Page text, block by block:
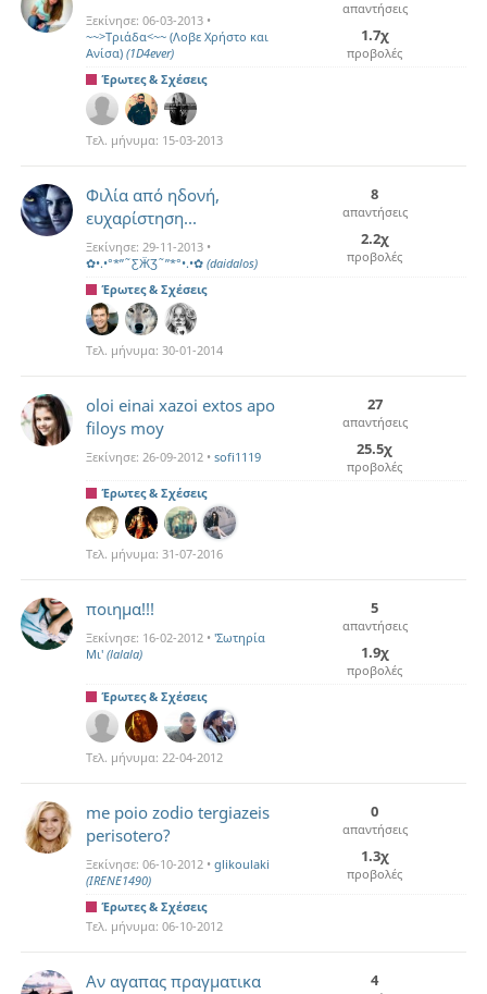
Ξεκίνησε: 06-03-2013 •
~~>Τριάδα<~~ (Λοβε Χρήστο και
Ανίσα) (1D4ever)
απαντήσεις
1.7χ
προβολές
Έρωτες & Σχέσεις
Τελ. μήνυμα: 15-03-2013
Φιλία από ηδονή,
ευχαρίστηση...
Ξεκίνησε: 29-11-2013 •
✿•.•°*”˜ƸӜƷ˜”*°•.•✿ (daidalos)
8
απαντήσεις
2.2χ
προβολές
Έρωτες & Σχέσεις
Τελ. μήνυμα: 30-01-2014
oloi einai xazoi extos apo
filoys moy
Ξεκίνησε: 26-09-2012 • sofi1119
27
απαντήσεις
25.5χ
προβολές
Έρωτες & Σχέσεις
Τελ. μήνυμα: 31-07-2016
ποιημα!!!
Ξεκίνησε: 16-02-2012 • 'Σωτηρία
Mι' (lalala)
5
απαντήσεις
1.9χ
προβολές
Έρωτες & Σχέσεις
Τελ. μήνυμα: 22-04-2012
me poio zodio tergiazeis
perisotero?
Ξεκίνησε: 06-10-2012 • glikoulaki
(IRENE1490)
0
απαντήσεις
1.3χ
προβολές
Έρωτες & Σχέσεις
Τελ. μήνυμα: 06-10-2012
Αν αγαπας πραγματικα
4